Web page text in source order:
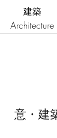
Architecture
建築
意・建